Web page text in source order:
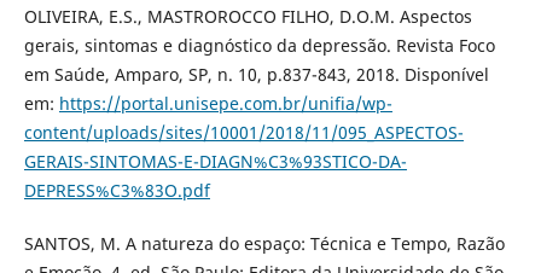
OLIVEIRA, E.S., MASTROROCCO FILHO, D.O.M. Aspectos
gerais, sintomas e diagnóstico da depressão. Revista Foco
em Saúde, Amparo, SP, n. 10, p.837-843, 2018. Disponível
em: https://portal.unisepe.com.br/unifia/wp-
content/uploads/sites/10001/2018/11/095_ASPECTOS-
GERAIS-SINTOMAS-E-DIAGN%C3%93STICO-DA-
DEPRESS%C3%83O.pdf
SANTOS, M. A natureza do espaço: Técnica e Tempo, Razão